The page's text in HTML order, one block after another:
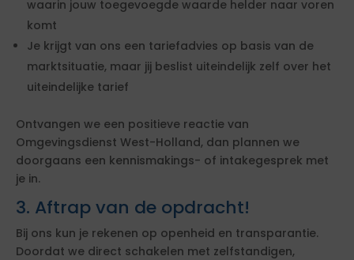
waarin jouw toegevoegde waarde helder naar voren
komt
Je krijgt van ons een tariefadvies op basis van de
marktsituatie, maar jij beslist uiteindelijk zelf over het
uiteindelijke tarief
Ontvangen we een positieve reactie van
Omgevingsdienst West-Holland, dan plannen we
doorgaans een kennismakings- of intakegesprek met
je in.
3. Aftrap van de opdracht!
Bij ons kun je rekenen op openheid en transparantie.
Doordat we direct schakelen met zelfstandigen,